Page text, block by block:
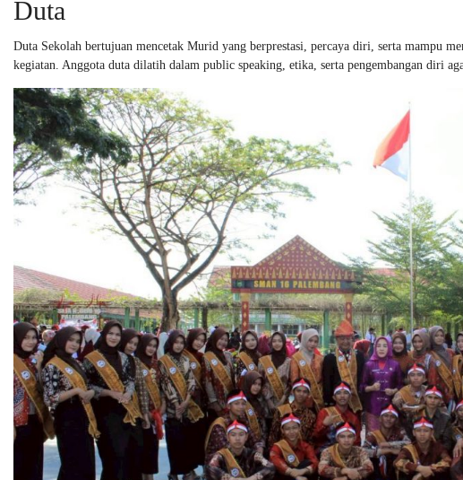
Duta
Duta Sekolah bertujuan mencetak Murid yang berprestasi, percaya diri, serta mampu
kegiatan. Anggota duta dilatih dalam public speaking, etika, serta pengembangan diri